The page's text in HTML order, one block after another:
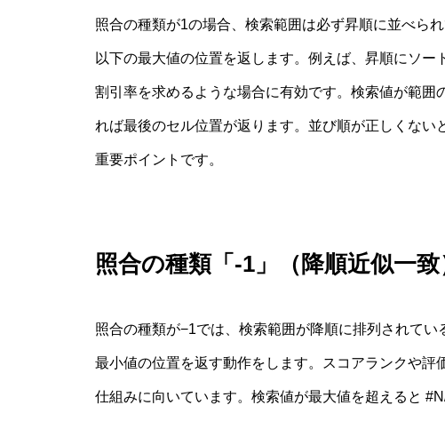
照合の種類が1の場合、検索範囲は必ず昇順に並べら
以下の最大値の位置を返します。例えば、昇順にソ
割引率を求めるような場合に有効です。検索値が範
れば最後のセル位置が返ります。並び順が正しくな
重要ポイントです。
照合の種類「-1」（降順近似一
照合の種類が−1では、検索範囲が降順に排列されて
最小値の位置を返す動作をします。スコアランクや
仕組みに向いています。検索値が最大値を超えると